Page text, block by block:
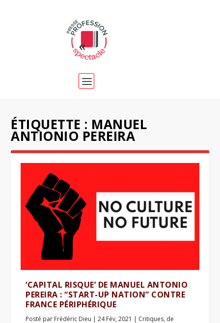
ÉTIQUETTE : MANUEL
ANTIONIO PEREIRA
‘CAPITAL RISQUE’ DE MANUEL ANTONIO
PEREIRA : “START-UP NATION” CONTRE
FRANCE PÉRIPHÉRIQUE
Posté par Frédéric Dieu |24 Fév, 2021 | Critiques, de